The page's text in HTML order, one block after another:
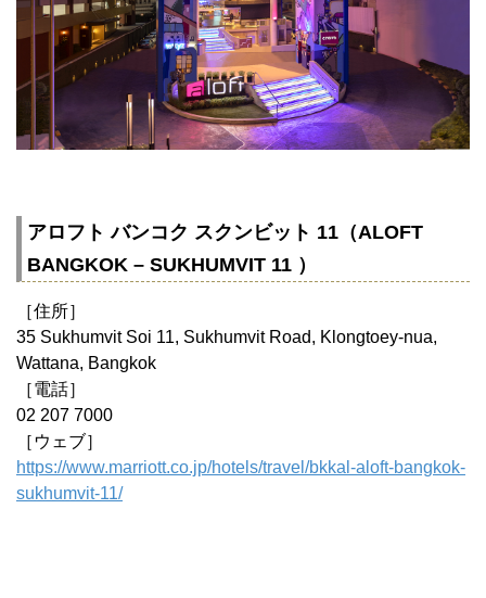
アロフト バンコク スクンビット 11（ALOFT
BANGKOK – SUKHUMVIT 11 ）
［住所］
35 Sukhumvit Soi 11, Sukhumvit Road, Klongtoey-nua,
Wattana, Bangkok
［電話］
02 207 7000
［ウェブ］
https://www.marriott.co.jp/hotels/travel/bkkal-aloft-bangkok-
sukhumvit-11/